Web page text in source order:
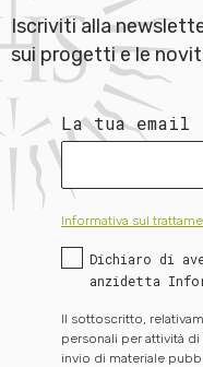
Iscriviti alla
sui progetti e le
La tua email
Informativa sul
Dichiaro di
anzidetta
Il sottoscritto,
personali per attività
invio di materiale